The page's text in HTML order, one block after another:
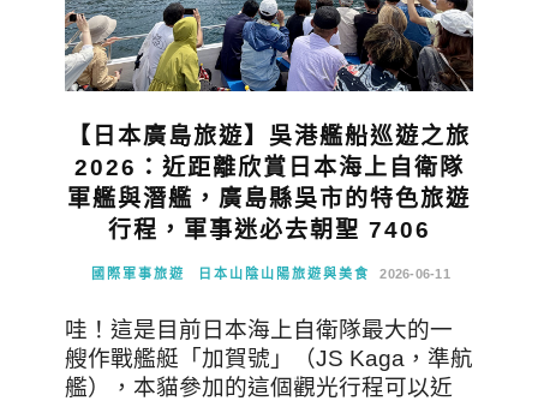
【日本廣島旅遊】吳港艦船巡遊之旅
2026：近距離欣賞日本海上自衛隊
軍艦與潛艦，廣島縣吳市的特色旅遊
行程，軍事迷必去朝聖 7406
國際軍事旅遊 日本山陰山陽旅遊與美食 2026-06-11
哇！這是目前日本海上自衛隊最大的一
艘作戰艦艇「加賀號」（JS Kaga，準航
艦），本貓參加的這個觀光行程可以近